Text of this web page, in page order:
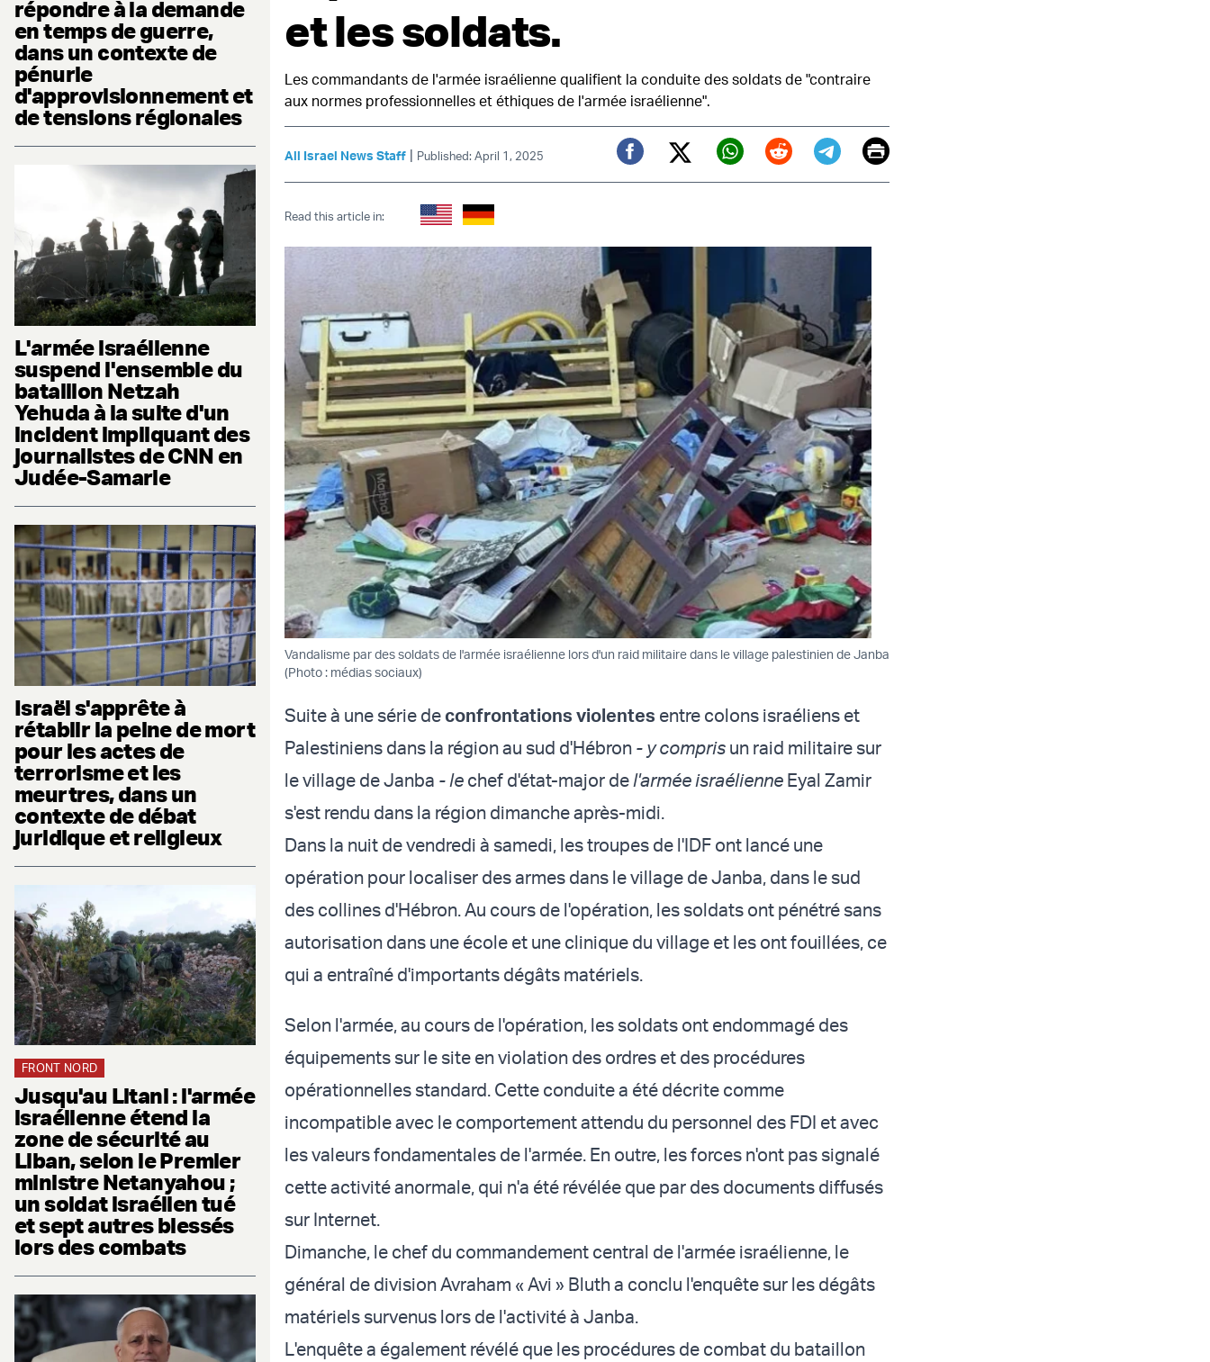
répondre à la demande
en temps de guerre,
dans un contexte de
pénurie
d'approvisionnement et
de tensions régionales
L'armée israélienne
suspend l'ensemble du
bataillon Netzah
Yehuda à la suite d'un
incident impliquant des
journalistes de CNN en
Judée-Samarie
Israël s'apprête à
rétablir la peine de mort
pour les actes de
terrorisme et les
meurtres, dans un
contexte de débat
juridique et religieux
FRONT NORD
Jusqu'au Litani : l'armée
israélienne étend la
zone de sécurité au
Liban, selon le Premier
ministre Netanyahou ;
un soldat israélien tué
et sept autres blessés
lors des combats
et les soldats.
Les commandants de l'armée israélienne qualifient la conduite des soldats de "contraire
aux normes professionnelles et éthiques de l'armée israélienne".
All Israel News Staff | Published: April 1, 2025
Facebook
Twitter (X)
Whatsapp
RedditTelegram
EmailPrint
Read this article in:
Vandalisme par des soldats de l'armée israélienne lors d'un raid militaire dans le village palestinien de Janba
(Photo : médias sociaux)
Suite à une série de confrontations violentes entre colons israéliens et
Palestiniens dans la région au sud d'Hébron - y compris un raid militaire sur
le village de Janba - le chef d'état-major del'armée israélienne Eyal Zamir
s'est rendu dans la région dimanche après-midi.
Dans la nuit de vendredi à samedi, les troupes de l'IDF ont lancé une
opération pour localiser des armes dans le village de Janba, dans le sud
des collines d'Hébron. Au cours de l'opération, les soldats ont pénétré sans
autorisation dans une école et une clinique du village et les ont fouillées, ce
qui a entraîné d'importants dégâts matériels.
Selon l'armée, au cours de l'opération, les soldats ont endommagé des
équipements sur le site en violation des ordres et des procédures
opérationnelles standard. Cette conduite a été décrite comme
incompatible avec le comportement attendu du personnel des FDI et avec
les valeurs fondamentales de l'armée. En outre, les forces n'ont pas signalé
cette activité anormale, qui n'a été révélée que par des documents diffusés
sur Internet.
Dimanche, le chef du commandement central de l'armée israélienne, le
général de division Avraham « Avi » Bluth a conclu l'enquête sur les dégâts
matériels survenus lors de l'activité à Janba.
L'enquête a également révélé que les procédures de combat du bataillon